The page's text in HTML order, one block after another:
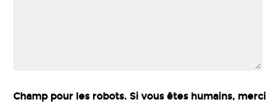
Champ pour les robots. Si vous êtes humains,